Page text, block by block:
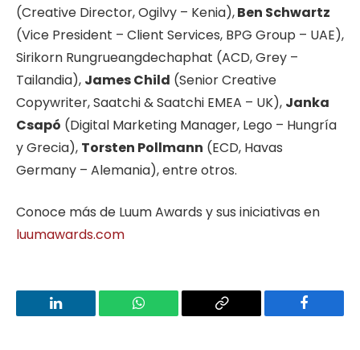
(Creative Director, Ogilvy – Kenia),Ben Schwartz
(Vice President – Client Services, BPG Group – UAE),
Sirikorn Rungrueangdechaphat (ACD, Grey –
Tailandia), James Child (Senior Creative
Copywriter, Saatchi & Saatchi EMEA – UK), Janka
Csapó (Digital Marketing Manager, Lego – Hungría
y Grecia), Torsten Pollmann (ECD, Havas
Germany – Alemania), entre otros.
Conoce más de Luum Awards y sus iniciativas en
luumawards.com
LinkedIn WhatsApp
Copy
Facebook